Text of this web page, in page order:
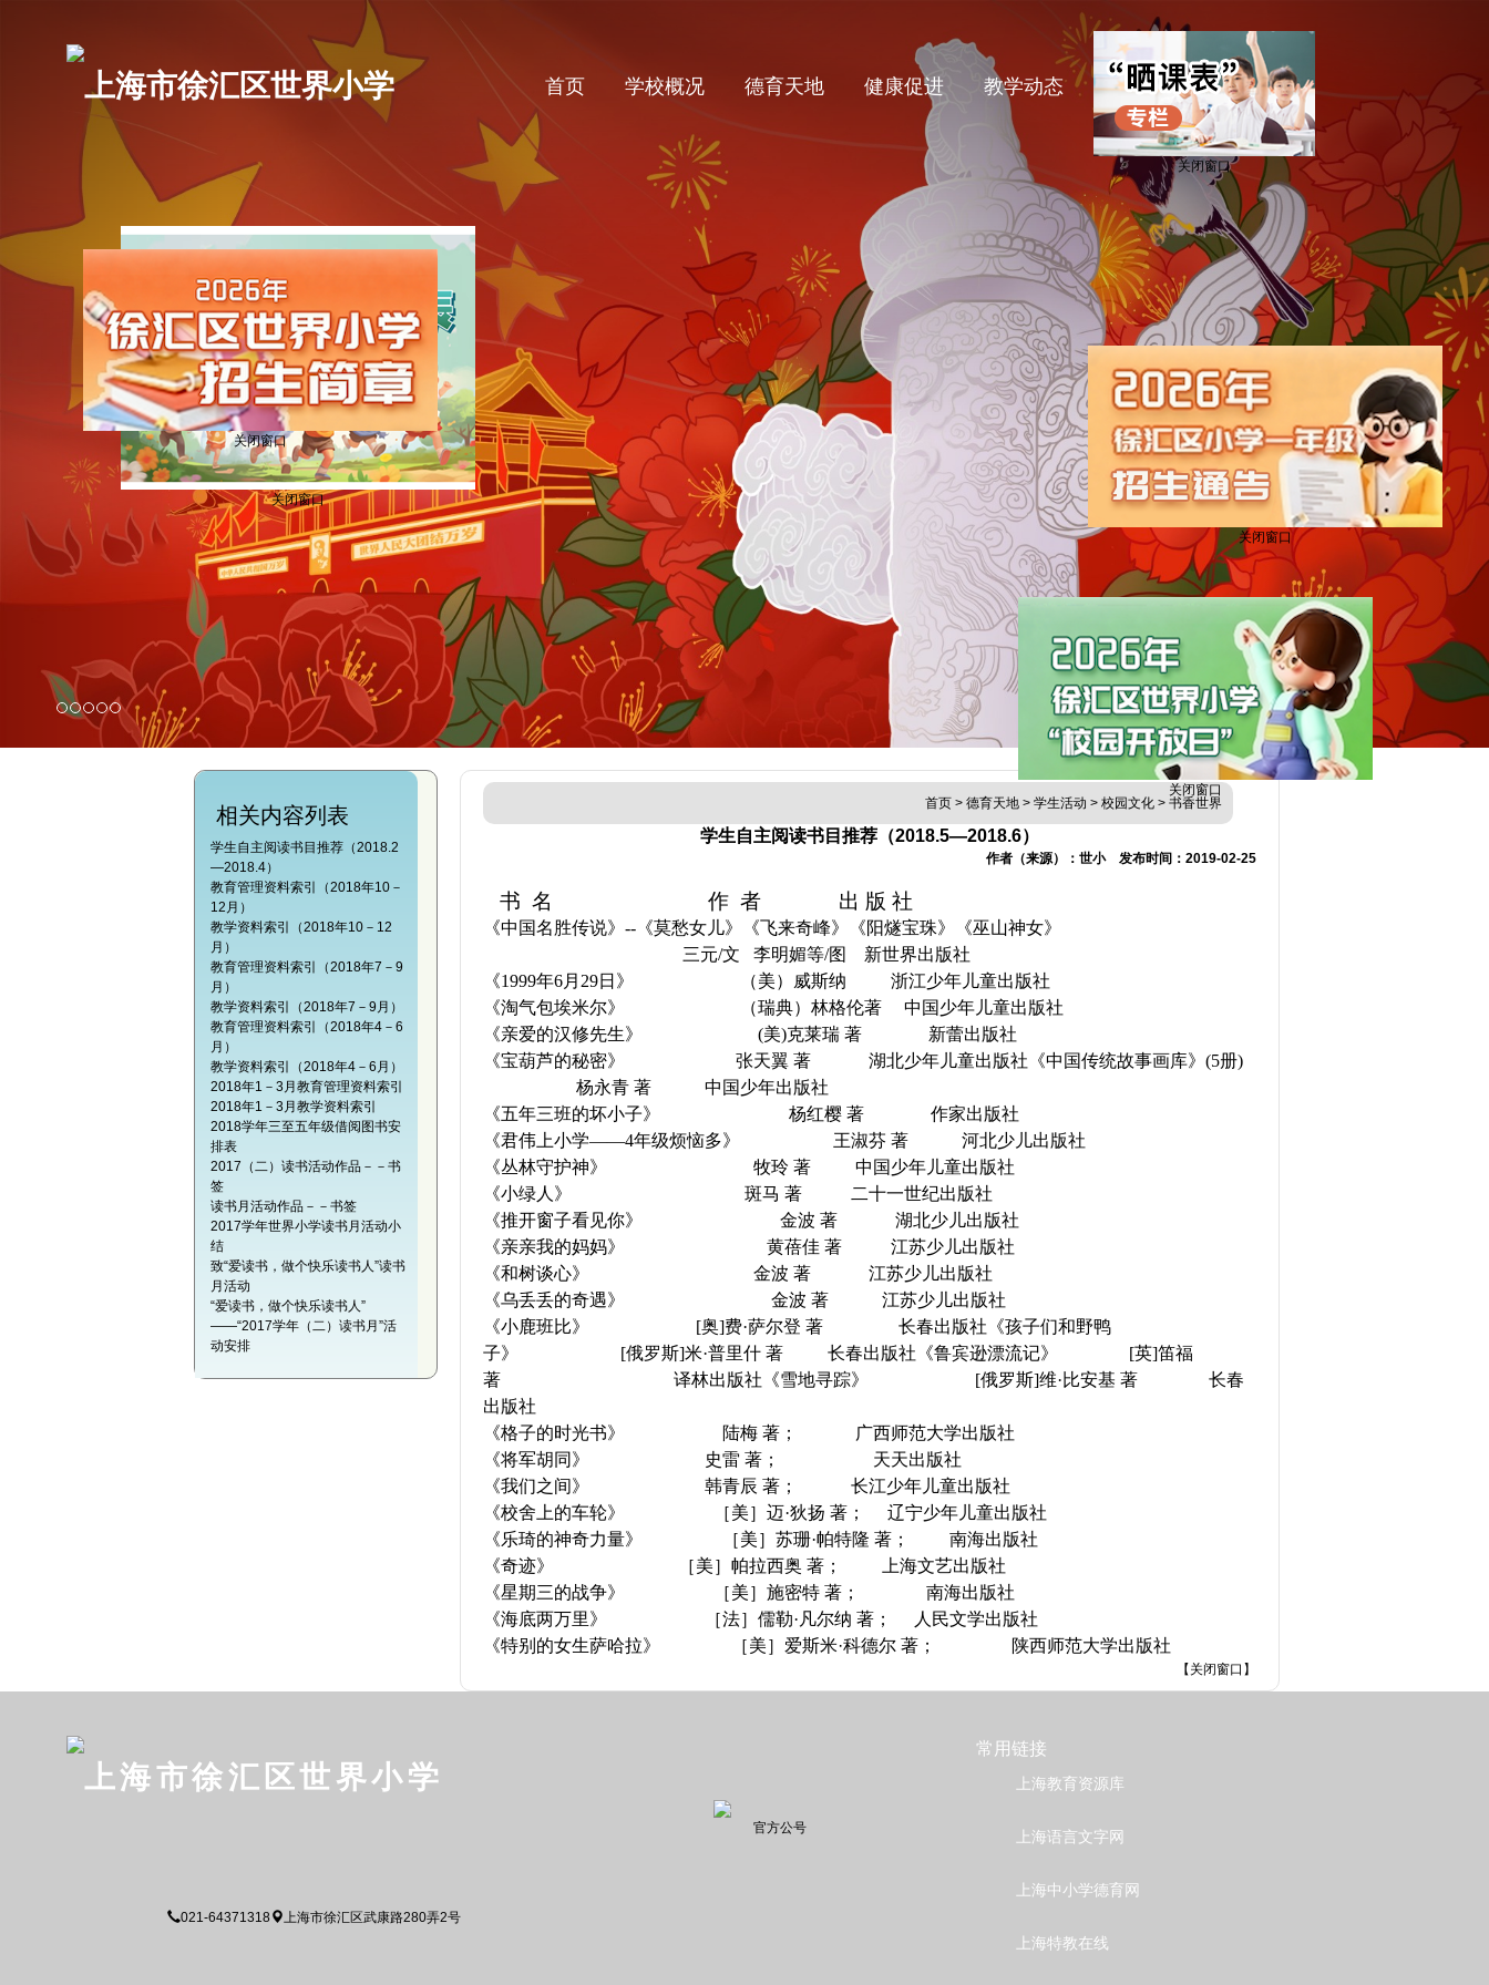
上海市徐汇区世界小学 首页 学校概况 德育天地 健康促进 教学动态 教育科研 党建e时代
e
v
s
相关内容列表
学生自主阅读书目推荐（2018.2
—2018.4）
教育管理资料索引（2018年10－
12月）
教学资料索引（2018年10－12
月）
教育管理资料索引（2018年7－9
月）
教学资料索引（2018年7－9月）
教育管理资料索引（2018年4－6
月）
教学资料索引（2018年4－6月）
2018年1－3月教育管理资料索引
2018年1－3月教学资料索引
2018学年三至五年级借阅图书安
排表
2017（二）读书活动作品－－书
签
读书月活动作品－－书签
2017学年世界小学读书月活动小
结
致“爱读书，做个快乐读书人”读书
月活动
“爱读书，做个快乐读书人”
——“2017学年（二）读书月”活
动安排
首页 >德育天地 >学生活动 >校园文化 >书香世界
学生自主阅读书目推荐（2018.5—2018.6）
作者（来源）：世小 发布时间：2019-02-25
书 名 作 者 出 版 社
《中国名胜传说》 -- 《莫愁女儿》《飞来奇峰》《阳燧宝珠》《巫山神女》
三元/文 李明媚等/图
新世界出版社
《1999年6月 29日》 （美）威斯纳
浙江少年儿童出版社
《淘气包埃米尔》
（瑞典）林格伦著
中国少年儿童出版社
《亲爱的汉修先生》
(美)克莱瑞 著
新蕾出版社
《宝葫芦的秘密》
张天翼 著 湖北少年儿童出版社《中国传统故事画库》 (5册)
杨永青 著
中国少年出版社
《五年三班的坏小子》
杨红樱 著
作家出版社
《君伟上小学——4年级烦恼多》 王淑芬 著
河北少儿出版社
《丛林守护神》
牧玲 著
中国少年儿童出版社
《小绿人》
斑马 著
二十一世纪出版社
《推开窗子看见你》
金波 著
湖北少儿出版社
《亲亲我的妈妈》
黄蓓佳 著
江苏少儿出版社
《和树谈心》
金波 著
江苏少儿出版社
《乌丢丢的奇遇》
金波 著
江苏少儿出版社
《小鹿班比》
[奥]费·萨尔登 著
长春出版社《孩子们和野鸭
子》
[俄罗斯]米·普里什 著 长春出版社《鲁宾逊漂流记》 [英]笛福
著
译林出版社《雪地寻踪》 [俄罗斯]维·比安基 著
长春
出版社
《格子的时光书》
陆梅 著；
广西师范大学出版社
《将军胡同》
史雷 著；
天天出版社
《我们之间》
韩青辰 著；
长江少年儿童出版社
《校舍上的车轮》
［美］迈·狄扬 著；
辽宁少年儿童出版社
《乐琦的神奇力量》
［美］苏珊·帕特隆 著；
南海出版社
《奇迹》
［美］帕拉西奥 著；
上海文艺出版社
《星期三的战争》
［美］施密特 著；
南海出版社
《海底两万里》
［法］儒勒· 凡尔纳 著；
人民文学出版社
《特别的女生萨哈拉》
［美］爱斯米·科德尔 著； 陕西师范大学出版社
【 关闭窗口 】
上海市徐汇区世界小学
021-64371318 上海市徐汇区武康路280弄2号
官方公号
常用链接
上海教育资源库
上海语言文字网
上海中小学德育网
上海特教在线
关闭窗口
关闭窗口
关闭窗口